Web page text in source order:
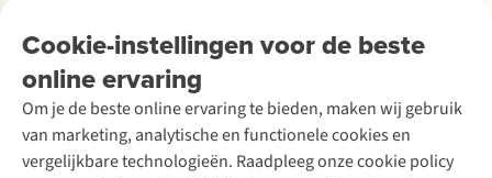
Cookie-instellingen voor de beste
online ervaring
Om je de beste online ervaring te bieden, maken wij gebruik
van marketing, analytische en functionele cookies en
vergelijkbare technologieën. Raadpleeg onze cookie policy
Garantie
Contact
Onze winkels
Over A.S.Adventure
Toegankelijkheidsverklaring
Ski-onderhoud
Wasservice
Schoenonderhoud
Schoenherstelling
Kledingherstelling
A.S.Magazine
Podcast
Explore Academy
Explore Camp
Gear Check
Meld je aan voor de nieuwsbrief